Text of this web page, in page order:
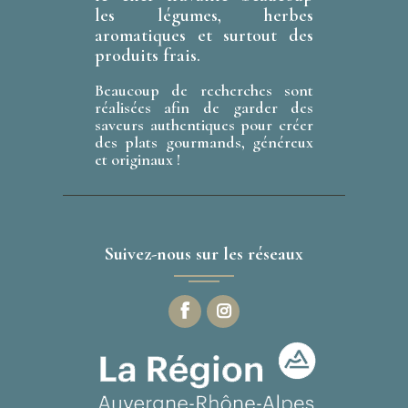
les légumes, herbes
aromatiques et surtout des
produits frais.
Beaucoup de recherches sont
réalisées afin de garder des
saveurs authentiques pour créer
des plats gourmands, généreux
et originaux !
Suivez-nous sur les réseaux